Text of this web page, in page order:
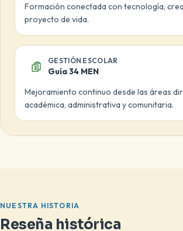
Formación conectada con tecnología,
proyecto de vida.
GESTIÓN ESCOLAR
Guía 34 MEN
Mejoramiento continuo desde las áreas
académica, administrativa y comunitaria.
NUESTRA HISTORIA
Reseña histórica